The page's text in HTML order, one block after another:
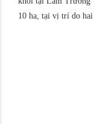
10 ha, tại vị trí do hai